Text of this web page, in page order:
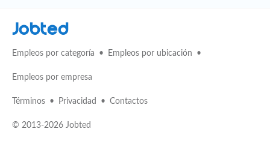
Jobted
Empleos por categoría Empleos por ubicación
Empleos por empresa
Términos Privacidad Contactos
© 2013-2026 Jobted